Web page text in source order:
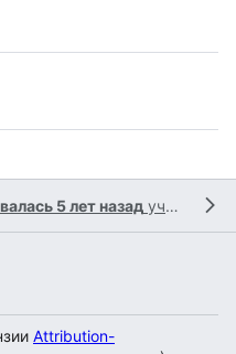
5 лет назад участником
Attribution-